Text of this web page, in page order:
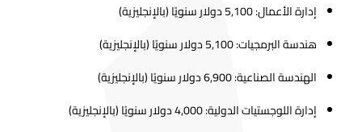
إدارة الأعمال: 5,100 دولار سنويًا (بالإنجليزية)
هندسة البرمجيات: 5,100 دولار سنويًا (بالإنجليزية)
الهندسة الصناعية: 6,900 دولار سنويًا (بالإنجليزية)
إدارة اللوجستيات الدولية: 4,000 دولار سنويًا (بالإنجليزية)